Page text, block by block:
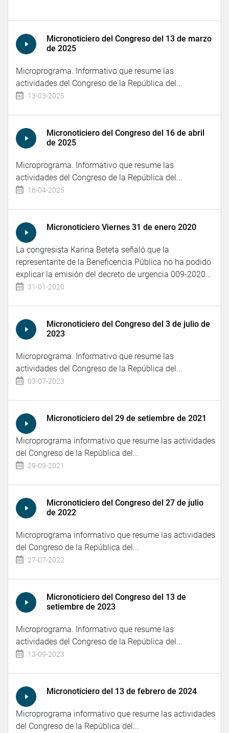
Micronoticiero del Congreso del 13 de marzo
de 2025
Microprograma. Informativo que resume las
actividades del Congreso de la República del...
13-03-2025
Micronoticiero del Congreso del 16 de abril
de 2025
Microprograma. Informativo que resume las
actividades del Congreso de la República del...
16-04-2025
Micronoticiero Viernes 31 de enero 2020
La congresista Karina Beteta señaló que la
representante de la Beneficencia Pública no ha podido
explicar la emisión del decreto de urgencia 009-2020...
31-01-2020
Micronoticiero del Congreso del 3 de julio de
2023
Microprograma. Informativo que resume las
actividades del Congreso de la República del...
03-07-2023
Micronoticiero del 29 de setiembre de 2021
Microprograma informativo que resume las actividades
del Congreso de la República del...
29-09-2021
Micronoticiero del Congreso del 27 de julio
de 2022
Microprograma informativo que resume las actividades
del Congreso de la República del...
27-07-2022
Micronoticiero del Congreso del 13 de
setiembre de 2023
Microprograma. Informativo que resume las
actividades del Congreso de la República del...
13-09-2023
Micronoticiero del 13 de febrero de 2024
Microprograma informativo que resume las actividades
del Congreso de la República del...